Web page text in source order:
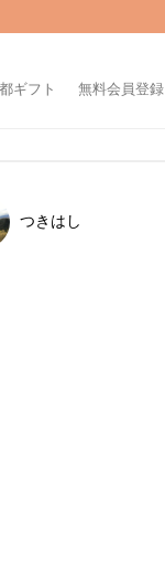
ギフト 無料会員登録
つきはし